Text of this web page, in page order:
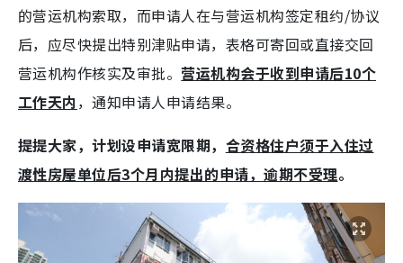
的营运机构索取，而申请人在与营运机构签定租约/协议
后，应尽快提出特别津贴申请，表格可寄回或直接交回
营运机构作核实及审批。营运机构会于收到申请后10个
工作天内 ，通知申请人申请结果。
提提大家，计划设申请宽限期， 合资格住户须于入住过
渡性房屋单位后3个月内提出的申请，逾期不受理。